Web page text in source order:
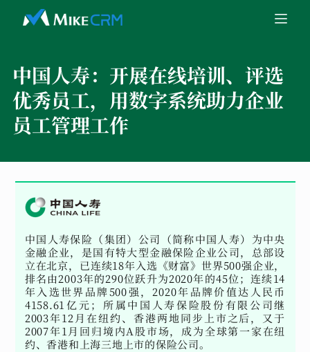
中国人寿： 开展在线培训、评选
优秀员工，用数字系统助力企业
员工管理工作
中国人寿保险（集团）公司（简称中国人寿）为中央
金融企业，是国有特大型金融保险企业公司，总部设
立在北京，已连续18年入选《财富》世界500强企业，
排名由2003年的290位跃升为2020年的45位；连续14
年入选世界品牌500强，2020年品牌价值达人民币
4158.61亿元；所属中国人寿保险股份有限公司继
2003年12月在纽约、香港两地同步上市之后，又于
2007年1月回归境内A股市场，成为全球第一家在纽
约、香港和上海三地上市的保险公司。